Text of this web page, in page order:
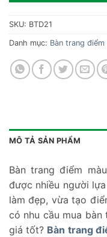
SKU: BTD21
Danh mục: Bàn trang điểm
MÔ TẢ SẢN PHẨM
Bàn trang điểm
được nhiều người
làm đẹp, vừa tạo
có nhu cầu mua
giá tốt? Bàn trang